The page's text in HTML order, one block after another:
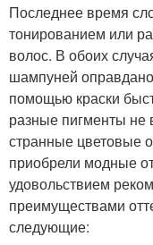
Последнее время
тонированием или
волос. В обоих
шампуней
помощью краски
разные пигменты не
странные цветовые
приобрели модные
удовольствием
преимуществами
следующие: